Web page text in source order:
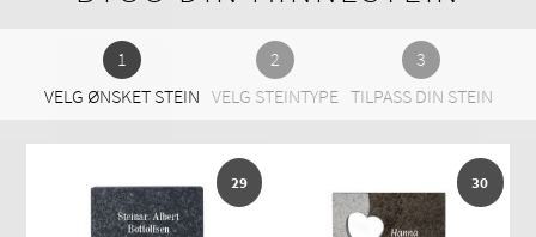
VELG ØNSKET STEIN VELG STEINTYPE TILPASS DIN STEIN
29 30